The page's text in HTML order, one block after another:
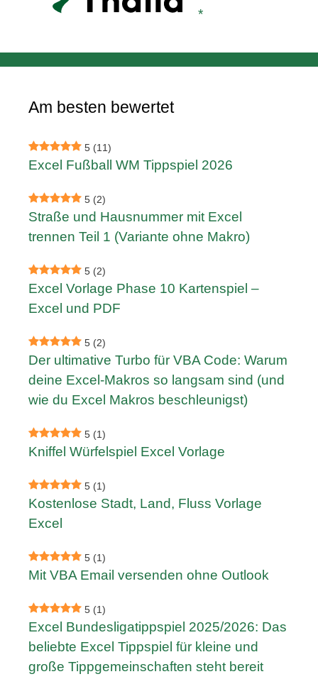
Am besten bewertet
5 (11)
Excel Fußball WM Tippspiel 2026
5 (2)
Straße und Hausnummer mit Excel
trennen Teil 1 (Variante ohne Makro)
5 (2)
Excel Vorlage Phase 10 Kartenspiel –
Excel und PDF
5 (2)
Der ultimative Turbo für VBA Code: Warum
deine Excel-Makros so langsam sind (und
wie du Excel Makros beschleunigst)
5 (1)
Kniffel Würfelspiel Excel Vorlage
5 (1)
Kostenlose Stadt, Land, Fluss Vorlage
Excel
5 (1)
Mit VBA Email versenden ohne Outlook
5 (1)
Excel Bundesligatippspiel 2025/2026: Das
beliebte Excel Tippspiel für kleine und
große Tippgemeinschaften steht bereit